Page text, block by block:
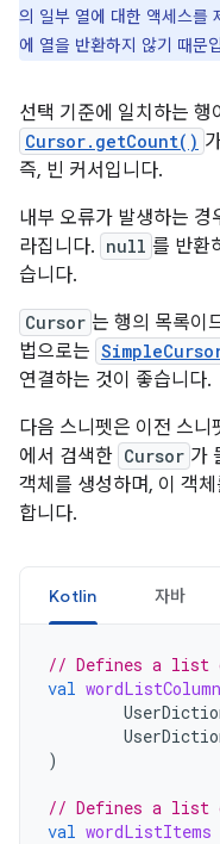
의 일부 열에 대한 액세스를
에 열을 반환하지 않기 때문
선택 기준에 일치하는 행
Cursor.getCount()
즉, 빈 커서입니다.
내부 오류가 발생하는
라집니다. null 를 반환
습니다.
Cursor 는 행의 목록이
법으로는
연결하는 것이 좋습니다.
다음 스니펫은 이전 스니
에서 검색한 Cursor 가
객체를 생성하며, 이 객체
합니다.
Kotlin 자바
// Defines a list
val
)
// Defines a list
val wordListItems